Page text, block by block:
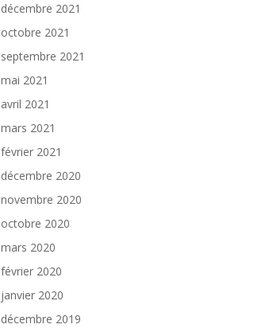
décembre 2021
octobre 2021
septembre 2021
mai 2021
avril 2021
mars 2021
février 2021
décembre 2020
novembre 2020
octobre 2020
mars 2020
février 2020
janvier 2020
décembre 2019